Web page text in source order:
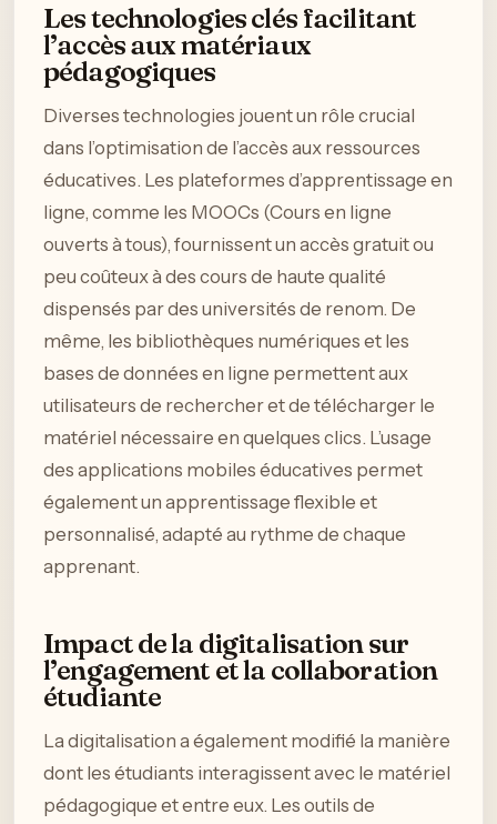
Les technologies clés facilitant
l’accès aux matériaux
pédagogiques
Diverses technologies jouent un rôle crucial
dans l’optimisation de l’accès aux ressources
éducatives. Les plateformes d’apprentissage en
ligne, comme les MOOCs (Cours en ligne
ouverts à tous), fournissent un accès gratuit ou
peu coûteux à des cours de haute qualité
dispensés par des universités de renom. De
même, les bibliothèques numériques et les
bases de données en ligne permettent aux
utilisateurs de rechercher et de télécharger le
matériel nécessaire en quelques clics. L’usage
des applications mobiles éducatives permet
également un apprentissage flexible et
personnalisé, adapté au rythme de chaque
apprenant.
Impact de la digitalisation sur
l’engagement et la collaboration
étudiante
La digitalisation a également modifié la manière
dont les étudiants interagissent avec le matériel
pédagogique et entre eux. Les outils de